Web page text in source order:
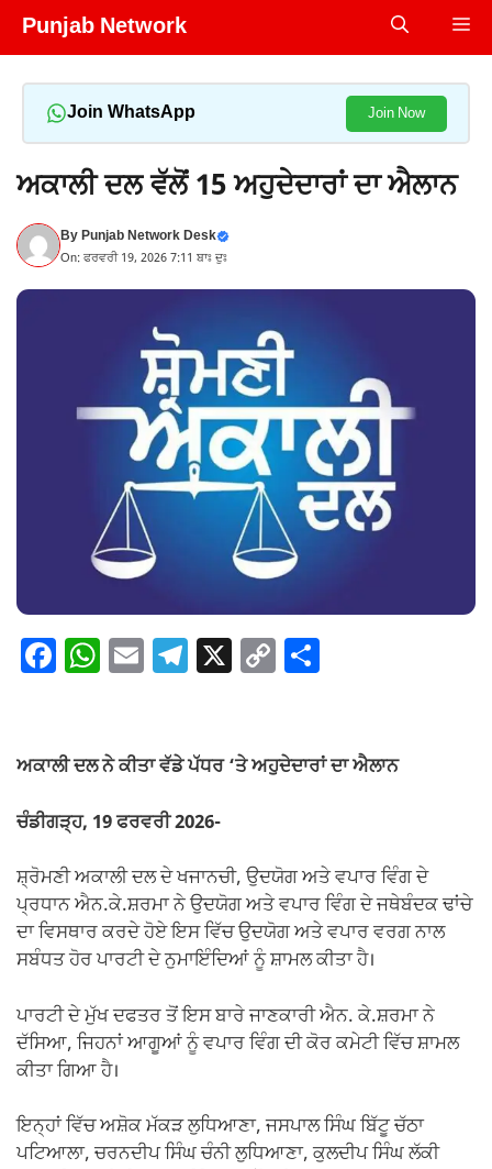
Skip
Punjab Network
Join WhatsApp Join Now
ਅਕਾਲੀ ਦਲ ਵੱਲੋਂ 15 ਅਹੁਦੇਦਾਰਾਂ ਦਾ ਐਲਾਨ
ByPunjab Network Desk
On: ਫਰਵਰੀ 19, 2026 7:11 ਬਾਃ ਦੁਃ
F
e
o
o
k
W
s
p
p
E T
gr
m
X C
y
k
e
ਅਕਾਲੀ ਦਲ ਨੇ ਕੀਤਾ ਵੱਡੇ ਪੱਧਰ ‘ਤੇ ਅਹੁਦੇਦਾਰਾਂ ਦਾ ਐਲਾਨ
ਚੰਡੀਗੜ੍ਹ, 19 ਫਰਵਰੀ 2026-
ਸ਼੍ਰੋਮਣੀ ਅਕਾਲੀ ਦਲ ਦੇ ਖਜਾਨਚੀ, ਉਦਯੋਗ ਅਤੇ ਵਪਾਰ ਵਿੰਗ ਦੇ
ਪ੍ਰਧਾਨ ਐਨ.ਕੇ.ਸ਼ਰਮਾ ਨੇ ਉਦਯੋਗ ਅਤੇ ਵਪਾਰ ਵਿੰਗ ਦੇ ਜਥੇਬੰਦਕ ਢਾਂਚੇ
ਦਾ ਵਿਸਥਾਰ ਕਰਦੇ ਹੋਏ ਇਸ ਵਿੱਚ ਉਦਯੋਗ ਅਤੇ ਵਪਾਰ ਵਰਗ ਨਾਲ
ਸਬੰਧਤ ਹੋਰ ਪਾਰਟੀ ਦੇ ਨੁਮਾਇੰਦਿਆਂ ਨੂੰ ਸ਼ਾਮਲ ਕੀਤਾ ਹੈ।
ਪਾਰਟੀ ਦੇ ਮੁੱਖ ਦਫਤਰ ਤੋਂ ਇਸ ਬਾਰੇ ਜਾਣਕਾਰੀ ਐਨ. ਕੇ.ਸ਼ਰਮਾ ਨੇ
ਦੱਸਿਆ, ਜਿਹਨਾਂ ਆਗੂਆਂ ਨੂੰ ਵਪਾਰ ਵਿੰਗ ਦੀ ਕੋਰ ਕਮੇਟੀ ਵਿੱਚ ਸ਼ਾਮਲ
ਕੀਤਾ ਗਿਆ ਹੈ।
ਇਨ੍ਹਾਂ ਵਿੱਚ ਅਸ਼ੋਕ ਮੱਕੜ ਲੁਧਿਆਣਾ, ਜਸਪਾਲ ਸਿੰਘ ਬਿੱਟੂ ਚੱਠਾ
ਪਟਿਆਲਾ, ਚਰਨਦੀਪ ਸਿੰਘ ਚੰਨੀ ਲੁਧਿਆਣਾ, ਕੁਲਦੀਪ ਸਿੰਘ ਲੱਕੀ